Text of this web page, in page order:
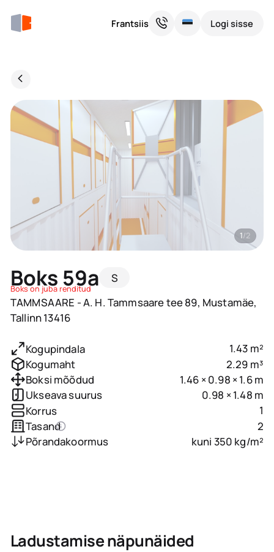
Frantsiis Logi sisse
Boks 59a S
Boks on juba renditud
TAMMSAARE - A. H. Tammsaare tee 89, Mustamäe,
Tallinn 13416
1/2
Kogupindala
1.43 m²
Kogumaht
2.29 m³
Boksi mõõdud
1.46 × 0.98 × 1.6 m
Ukseava suurus
0.98 × 1.48 m
Korrus
1
Tasand
2
Põrandakoormus
kuni 350 kg/m²
Ladustamise näpunäided